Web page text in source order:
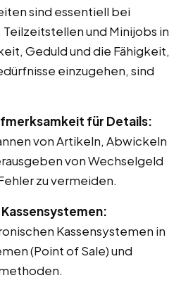
sind essentiell bei
und Minijobs in
Geduld und die Fähigkeit,
einzugehen, sind
für Details:
von Artikeln, Abwickeln
von Wechselgeld
zu vermeiden.
Kassensystemen in
(Point of Sale) und